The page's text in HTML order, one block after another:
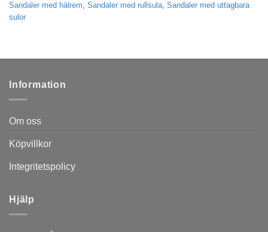
Sandaler med hälrem, Sandaler med rullsula, Sandaler med uttagbara
sulor
Information
Om oss
Köpvillkor
Integritetspolicy
Hjälp